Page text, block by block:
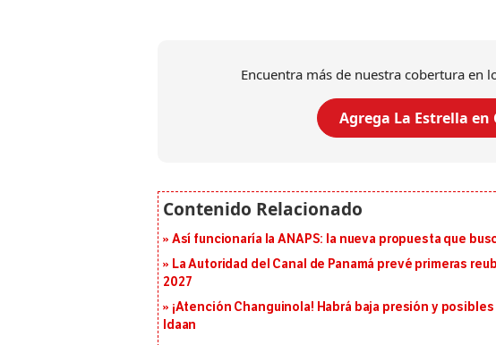
Encuentra más de nuestra cobertura en
Agrega La Estrella en
Así funcionaría la ANAPS: la nueva propuesta que
La Autoridad del Canal de Panamá prevé primeras
2027
¡Atención Changuinola! Habrá baja presión y
Idaan